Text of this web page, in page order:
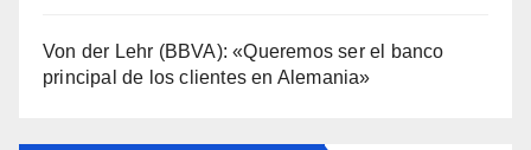
Von der Lehr (BBVA): «Queremos ser el banco
principal de los clientes en Alemania»